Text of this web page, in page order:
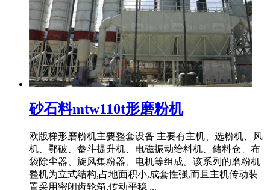
砂石料mtw110t形磨粉机
欧版梯形磨粉机主要整套设备 主要有主机、选粉机、风
机、鄂破、畚斗提升机、电磁振动给料机、储料仓、布
袋除尘器、旋风集粉器、电机等组成。该系列的磨粉机
整机为立式结构,占地面积小,成套性强,而且主机传动装
置采用密闭齿轮箱,传动平稳 ...